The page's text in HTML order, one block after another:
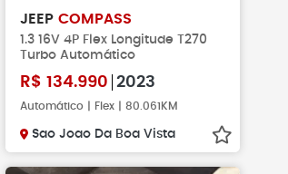
JEEP COMPASS
1.3 16V 4P Flex Longitude T270
Turbo Automático
R$ 134.990 2023
Automático | Flex | 80.061KM
Sao Joao Da Boa Vista